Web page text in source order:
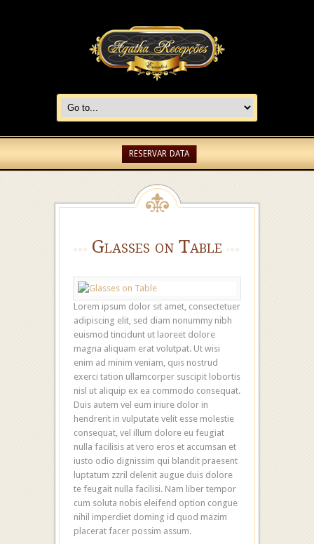
RESERVAR DATA
Glasses on Table
Lorem ipsum dolor sit amet, consectetuer
adipiscing elit, sed diam nonummy nibh
euismod tincidunt ut laoreet dolore
magna aliquam erat volutpat. Ut wisi
enim ad minim veniam, quis nostrud
exerci tation ullamcorper suscipit lobortis
nisl ut aliquip ex ea commodo consequat.
Duis autem vel eum iriure dolor in
hendrerit in vulputate velit esse molestie
consequat, vel illum dolore eu feugiat
nulla facilisis at vero eros et accumsan et
iusto odio dignissim qui blandit praesent
luptatum zzril delenit augue duis dolore
te feugait nulla facilisi. Nam liber tempor
cum soluta nobis eleifend option congue
nihil imperdiet doming id quod mazim
placerat facer possim assum.